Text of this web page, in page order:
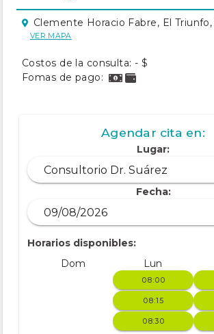
Clemente Horacio Fabre, El
VER MAPA
Costos de la consulta: - $
Fomas de pago:
Agendar cita en:
Lugar:
Consultorio Dr. Suárez
Fecha:
Horarios disponibles:
Dom
Lun
08:00
08:15
08:30